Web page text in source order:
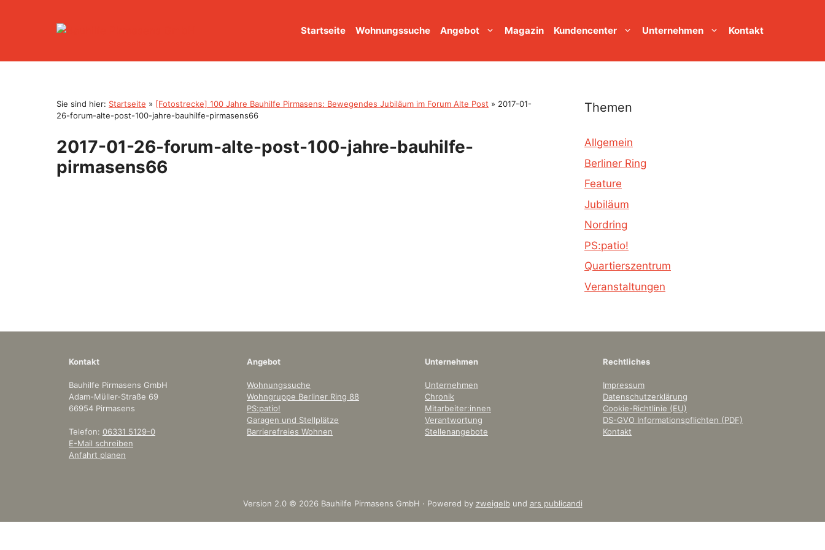
Startseite Wohnungssuche Angebot Magazin Kundencenter Unternehmen Kontakt
Sie sind hier: Startseite » [Fotostrecke] 100 Jahre Bauhilfe Pirmasens: Bewegendes Jubiläum im Forum Alte Post » 2017-01-
26-forum-alte-post-100-jahre-bauhilfe-pirmasens66
2017-01-26-forum-alte-post-100-jahre-bauhilfe-
pirmasens66
Themen
Allgemein
Berliner Ring
Feature
Jubiläum
Nordring
PS:patio!
Quartierszentrum
Veranstaltungen
Kontakt
Bauhilfe Pirmasens GmbH
Adam-Müller-Straße 69
66954 Pirmasens
Telefon: 06331 5129-0
E-Mail schreiben
Anfahrt planen
Angebot
Wohnungssuche
Wohngruppe Berliner Ring 88
PS:patio!
Garagen und Stellplätze
Barrierefreies Wohnen
Unternehmen
Unternehmen
Chronik
Mitarbeiter:innen
Verantwortung
Stellenangebote
Rechtliches
Impressum
Datenschutzerklärung
Cookie-Richtlinie (EU)
DS-GVO Informationspflichten (PDF)
Kontakt
Version 2.0 © 2026 Bauhilfe Pirmasens GmbH · Powered by zweigelbund ars publicandi